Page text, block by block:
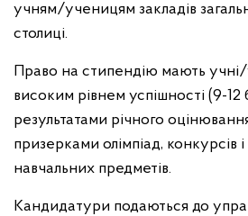
учням/ученицям закладів
столиці.
Право на стипендію мають учні/
високим рівнем успішності (9-12
результатами річного
призерками олімпіад, конкурсів і
навчальних предметів.
Кандидатури подаються до